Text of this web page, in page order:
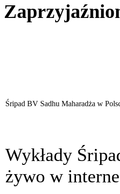
Śripad BV Sadhu Maharadża w
Wykłady
żywo w